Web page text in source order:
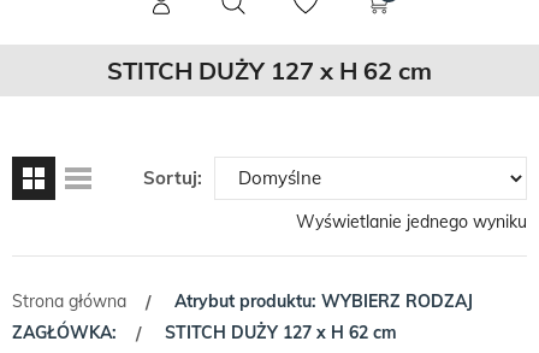
STITCH DUŻY 127 x H 62 cm
Sortuj:
Wyświetlanie jednego wyniku
Strona główna /
Atrybut produktu: WYBIERZ RODZAJ
ZAGŁÓWKA:
/ STITCH DUŻY 127 x H 62 cm